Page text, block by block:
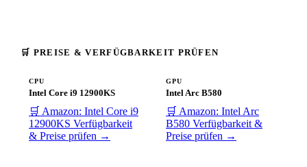
🛒 PREISE & VERFÜGBARKEIT PRÜFEN
CPU
Intel Core i9 12900KS
🛒 Amazon: Intel Core i9
12900KS Verfügbarkeit
& Preise prüfen →
GPU
Intel Arc B580
🛒 Amazon: Intel Arc
B580 Verfügbarkeit &
Preise prüfen →